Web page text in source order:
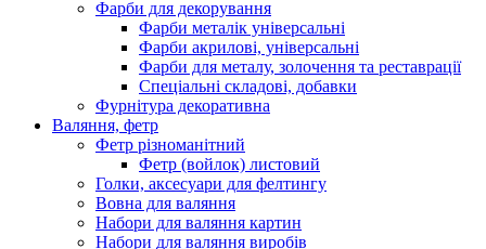
Фарби для декорування
Фарби металік універсальні
Фарби акрилові, універсальні
Фарби для металу, золочення та реставрації
Спеціальні складові, добавки
Фурнітура декоративна
Валяння, фетр
Фетр різноманітний
Фетр (войлок) листовий
Голки, аксесуари для фелтингу
Вовна для валяння
Набори для валяння картин
Набори для валяння виробів